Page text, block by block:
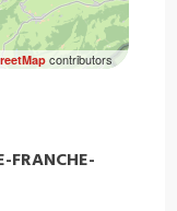
contributors
FRANCHE-